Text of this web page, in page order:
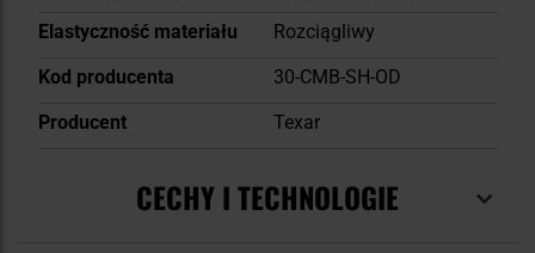
Elastyczność materiału
Rozciągliwy
Kod producenta
30-CMB-SH-OD
Producent
Texar
CECHY I TECHNOLOGIE